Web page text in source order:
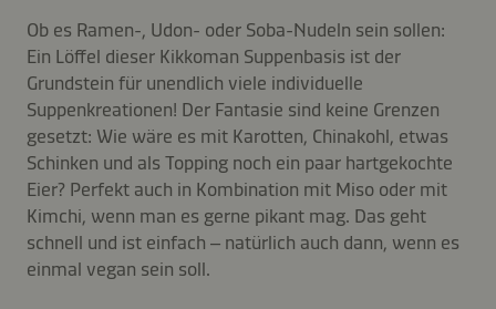
Ob es Ramen-, Udon- oder Soba-Nudeln sein sollen:
Ein Löffel dieser Kikkoman Suppenbasis ist der
Grundstein für unendlich viele individuelle
Suppenkreationen! Der Fantasie sind keine Grenzen
gesetzt: Wie wäre es mit Karotten, Chinakohl, etwas
Schinken und als Topping noch ein paar hartgekochte
Eier? Perfekt auch in Kombination mit Miso oder mit
Kimchi, wenn man es gerne pikant mag. Das geht
schnell und ist einfach – natürlich auch dann, wenn es
einmal vegan sein soll.